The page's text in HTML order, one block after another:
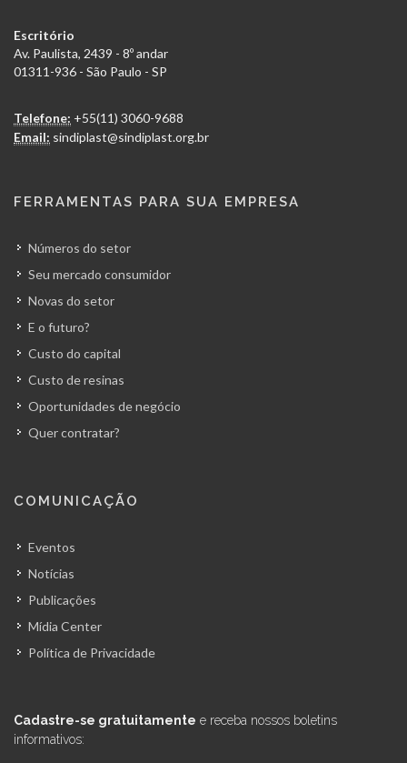
Escritório
Av. Paulista, 2439 - 8º andar
01311-936 - São Paulo - SP
Telefone: +55(11) 3060-9688
Email: sindiplast@sindiplast.org.br
FERRAMENTAS PARA SUA EMPRESA
Números do setor
Seu mercado consumidor
Novas do setor
E o futuro?
Custo do capital
Custo de resinas
Oportunidades de negócio
Quer contratar?
COMUNICAÇÃO
Eventos
Notícias
Publicações
Mídia Center
Política de Privacidade
Cadastre-se gratuitamente e receba nossos boletins
informativos: